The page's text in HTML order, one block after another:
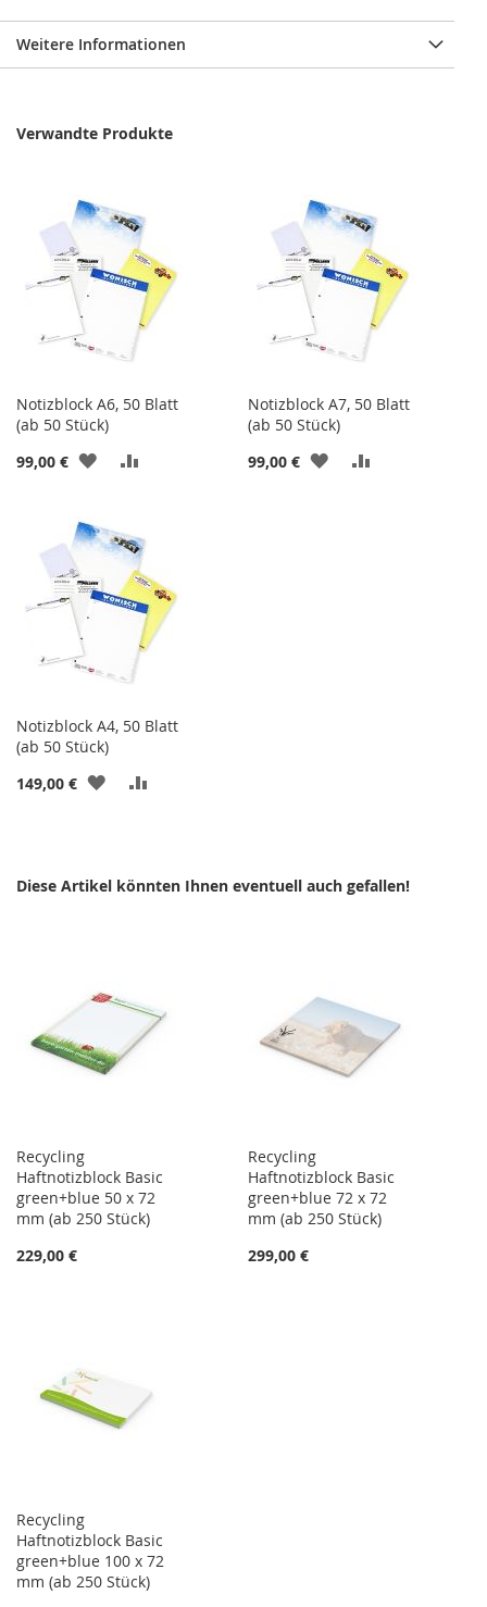
Weitere Informationen
Verwandte Produkte
Notizblock A6, 50 Blatt
(ab 50 Stück)
99,00 €
ZUR
HINZUFÜGEN
HINZUFÜGEN
Notizblock A7, 50 Blatt
(ab 50 Stück)
99,00 €
ZUR
Notizblock A4, 50 Blatt
(ab 50 Stück)
149,00 €
ZUR
Diese Artikel könnten Ihnen eventuell auch gefallen!
Recycling
Haftnotizblock Basic
green+blue 50 x 72
mm (ab 250 Stück)
229,00 €
Recycling
Haftnotizblock Basic
green+blue 72 x 72
mm (ab 250 Stück)
299,00 €
Recycling
Haftnotizblock Basic
green+blue 100 x 72
mm (ab 250 Stück)